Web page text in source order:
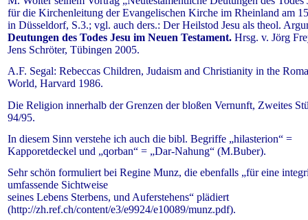
für die Kirchenleitung der Evangelischen Kirche im Rheinland am
in Düsseldorf, S.3.; vgl. auch ders.: Der Heilstod Jesu als theol.
Deutungen des Todes Jesu im Neuen Testament. Hrsg. v. Jörg
Jens Schröter, Tübingen 2005.
A.F. Segal: Rebeccas Children, Judaism and Christianity in the
World, Harvard 1986.
Die Religion innerhalb der Grenzen der bloßen Vernunft, Zweites
94/95.
In diesem Sinn verstehe ich auch die bibl. Begriffe „hilasterion“ =
Kapporetdeckel und „qorban“ = „Dar-Nahung“ (M.Buber).
Sehr schön formuliert bei Regine Munz, die ebenfalls „für eine
umfassende Sichtweise
seines Lebens Sterbens, und Auferstehens“ plädiert
(http://zh.ref.ch/content/e3/e9924/e10089/munz.pdf).